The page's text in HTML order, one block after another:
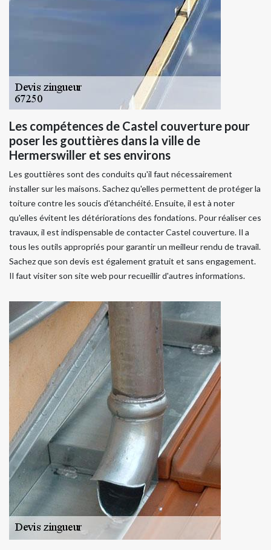
Les compétences de Castel couverture pour
poser les gouttières dans la ville de
Hermerswiller et ses environs
Les gouttières sont des conduits qu'il faut nécessairement
installer sur les maisons. Sachez qu'elles permettent de protéger la
toiture contre les soucis d'étanchéité. Ensuite, il est à noter
qu'elles évitent les détériorations des fondations. Pour réaliser ces
travaux, il est indispensable de contacter Castel couverture. Il a
tous les outils appropriés pour garantir un meilleur rendu de travail.
Sachez que son devis est également gratuit et sans engagement.
Il faut visiter son site web pour recueillir d'autres informations.